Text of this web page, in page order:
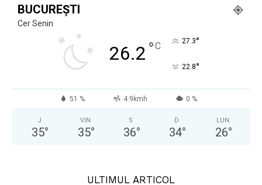
BUCUREȘTI
Cer Senin
26.2 °C 27.3°
22.8°
51 % 4.9kmh 0 %
J
35°
VIN
35°
S
36°
D
34°
LUN
26°
ULTIMUL ARTICOL